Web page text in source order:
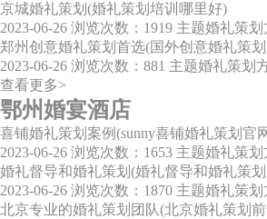
京城婚礼策划(婚礼策划培训哪里好)
2023-06-26 浏览次数：1919 主题婚礼策划
郑州创意婚礼策划首选(国外创意婚礼策
2023-06-26 浏览次数：881 主题婚礼策划
查看更多>
鄂州婚宴酒店
喜铺婚礼策划案例(sunny喜铺婚礼策划官
2023-06-26 浏览次数：1653 主题婚礼策划
婚礼督导和婚礼策划(婚礼督导和婚礼策
2023-06-26 浏览次数：1870 主题婚礼策划
北京专业的婚礼策划团队(北京婚礼策划